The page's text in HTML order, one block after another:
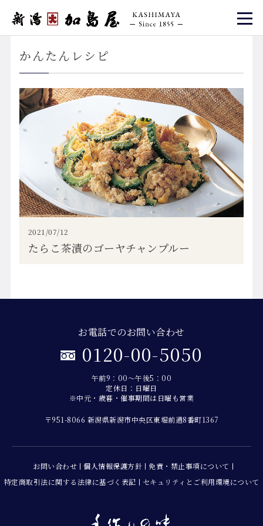
かんたんレシピ
2021/07/12
たらこ茶漬のゴーヤチャンプルー
お電話でのお問い合わせ
0120-00-5050
午前9：00～午後5：00
定休日：日曜日
※中元・歳暮・催事期間は日曜も営業
〒951-8066 新潟県新潟市中央区東堀前通8番町1367
お問い合わせ 個人情報保護方針
免責・禁止事項について
特定商取引法に関する法律に基づく表記
セキュリティとご利用環境について